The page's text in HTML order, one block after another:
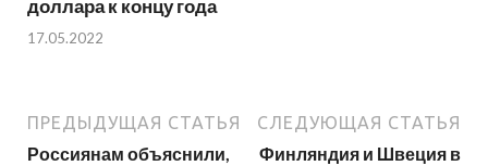
доллара к концу года
17.05.2022
ПРЕДЫДУЩАЯ СТАТЬЯ
Россиянам объяснили,
СЛЕДУЮЩАЯ СТАТЬЯ
Финляндия и Швеция в